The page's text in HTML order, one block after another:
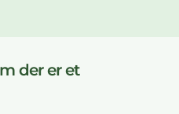
der er et